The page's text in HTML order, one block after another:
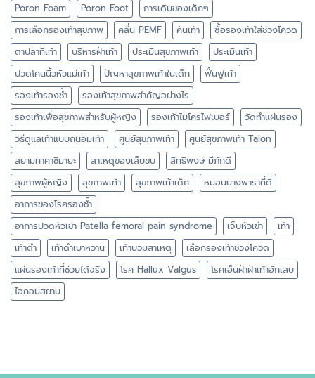
Poron Foam
Poron Foot
การเดินของเด็กๆ
การเลือกรองเท้าสุขภาพ
คลื่น PEMF คันเท้า
ซื้อรองเท้าใส่ช่วงโควิด
ตาปลาที่เท้า
บริหารฝ่าเท้า ประเมินสุขภาพเท้า
ประเมินเท้า
ปวดโคนนิ้วหัวแม่เท้า
ปัญหาสุขภาพเท้าในเด็ก
ฟื้นฟูเท้า
รองเท้ารองช้ำ
รองเท้าสุขภาพสำคัญอย่างไร
รองเท้าเพื่อสุขภาพสำหรับผู้หญิง
รองเท้าไมโครไฟเบอร์
วัดทำแผ่นรอง
วิธีดูแลเท้าแบบถนอมเท้า
ศูนย์สุขภาพเท้า
ศูนย์สุขภาพเท้า Talon
สยามทาคาชิมายะ
สาเหตุของเล็บขบ
สิทธิพงษ์ มีภักดี
สุขภาพผู้หญิง
สุขภาพเท้า สุขภาพเท้าเด็ก
หมอนยางพาราที่ดี
อาการของโรครองช้ำ
อาการปวดหัวเข่า Patella femoral pain syndrome
เจ็บหัวเข่า
เท้า
เท้าดำ
เท้าดำเบาหวาน เท้าบวมสาเหตุ
เลือกรองเท้าช่วงโควิด
แผ่นรองเท้าที่ช่วยได้จริง
โรค Hallux Valgus
โรคเอ็นฝ่าฝ่าเท้าอักเสบ
ไอคอนสยาม